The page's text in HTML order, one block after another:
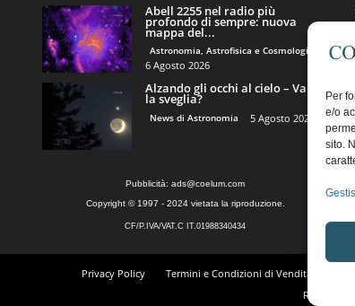
Per
e/o
sito.
Abell 2255 nel radio più
profondo di sempre: nuova
mappa del...
Astronomia, Astrofisica e Cosmologia
6 Agosto 2026
Alzando gli occhi al cielo – Vale
la sveglia?
News di Astronomia 5 Agosto 2026
Pubblicità: ads@coelum.com
Copyright © 1997 - 2024 vietata la riproduzione.
CF/P.IVA/VAT.C IT.01988340434
Privacy Policy Termini e Condizioni di Vendita